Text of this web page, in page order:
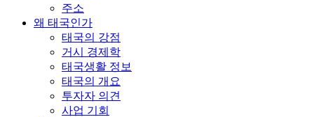
주소
왜 태국인가
태국의 강점
거시 경제학
태국생활 정보
태국의 개요
투자자 의견
사업 기회